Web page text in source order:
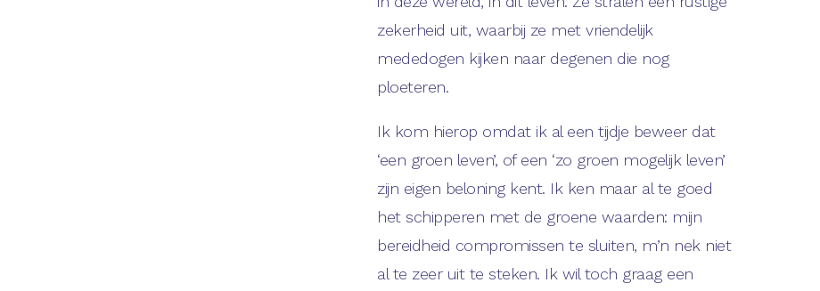
zekerheid uit, waarbij ze met vriendelijk
mededogen kijken naar degenen die nog
ploeteren.
Ik kom hierop omdat ik al een tijdje beweer dat
‘een groen leven’, of een ‘zo groen mogelijk leven’
zijn eigen beloning kent. Ik ken maar al te goed
het schipperen met de groene waarden: mijn
bereidheid compromissen te sluiten, m’n nek niet
al te zeer uit te steken. Ik wil toch graag een